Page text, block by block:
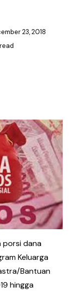
23, 2018
porsi dana
Keluarga
Bantuan
hingga